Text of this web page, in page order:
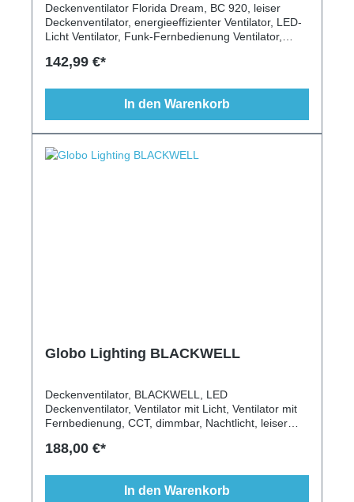
Deckenventilator Florida Dream, BC 920, leiser
Deckenventilator, energieeffizienter Ventilator, LED-
Licht Ventilator, Funk-Fernbedienung Ventilator,
Geschwindigkeitsstufen Ventilator, moderner
142,99 €*
In den Warenkorb
Globo Lighting BLACKWELL
Deckenventilator, BLACKWELL, LED
Deckenventilator, Ventilator mit Licht, Ventilator mit
Fernbedienung, CCT, dimmbar, Nachtlicht, leiser
188,00 €*
In den Warenkorb